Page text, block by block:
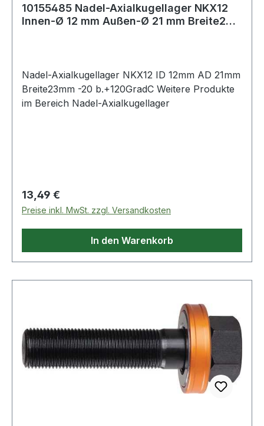
10155485 Nadel-Axialkugellager NKX12
Innen-Ø 12 mm Außen-Ø 21 mm Breite23
Nadel-Axialkugellager NKX12 ID 12mm AD 21mm
Breite23mm -20 b.+120GradC Weitere Produkte
im Bereich Nadel-Axialkugellager
Regulärer Preis:
13,49 €
Preise inkl. MwSt. zzgl. Versandkosten
In den Warenkorb